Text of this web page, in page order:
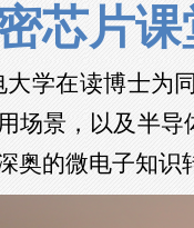
芯片
学在读博士为
场景，以及半
奥的微电子知